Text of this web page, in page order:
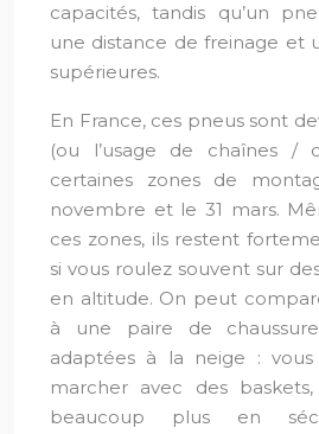
capacités, tandis qu’un
une distance de freinage et
supérieures.
En France, ces pneus sont
(ou l’usage de chaînes /
certaines zones de
novembre et le 31 mars.
ces zones, ils restent
si vous roulez souvent sur
en altitude. On peut
à une paire de
adaptées à la neige :
marcher avec des
beaucoup plus en